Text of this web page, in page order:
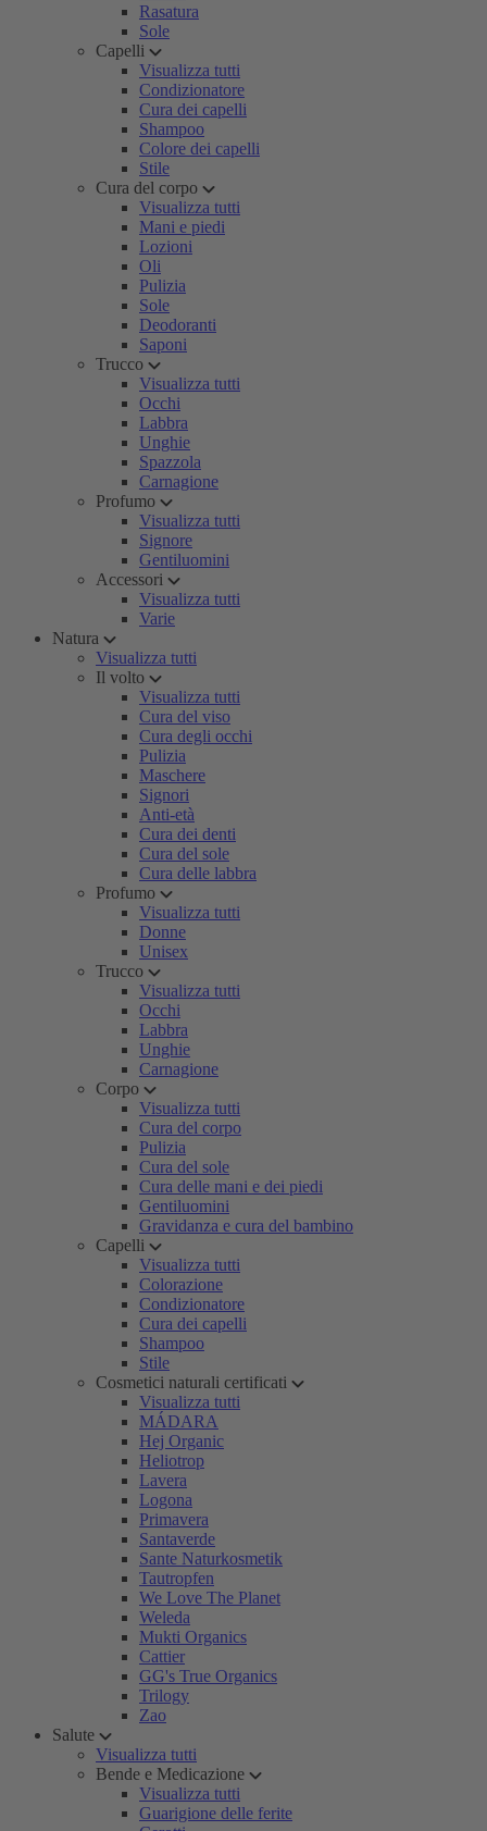
Rasatura
Sole
Capelli
Visualizza tutti
Condizionatore
Cura dei capelli
Shampoo
Colore dei capelli
Stile
Cura del corpo
Visualizza tutti
Mani e piedi
Lozioni
Oli
Pulizia
Sole
Deodoranti
Saponi
Trucco
Visualizza tutti
Occhi
Labbra
Unghie
Spazzola
Carnagione
Profumo
Visualizza tutti
Signore
Gentiluomini
Accessori
Visualizza tutti
Varie
Natura
Visualizza tutti
Il volto
Visualizza tutti
Cura del viso
Cura degli occhi
Pulizia
Maschere
Signori
Anti-età
Cura dei denti
Cura del sole
Cura delle labbra
Profumo
Visualizza tutti
Donne
Unisex
Trucco
Visualizza tutti
Occhi
Labbra
Unghie
Carnagione
Corpo
Visualizza tutti
Cura del corpo
Pulizia
Cura del sole
Cura delle mani e dei piedi
Gentiluomini
Gravidanza e cura del bambino
Capelli
Visualizza tutti
Colorazione
Condizionatore
Cura dei capelli
Shampoo
Stile
Cosmetici naturali certificati
Visualizza tutti
MÁDARA
Hej Organic
Heliotrop
Lavera
Logona
Primavera
Santaverde
Sante Naturkosmetik
Tautropfen
We Love The Planet
Weleda
Mukti Organics
Cattier
GG's True Organics
Trilogy
Zao
Salute
Visualizza tutti
Bende e Medicazione
Visualizza tutti
Guarigione delle ferite